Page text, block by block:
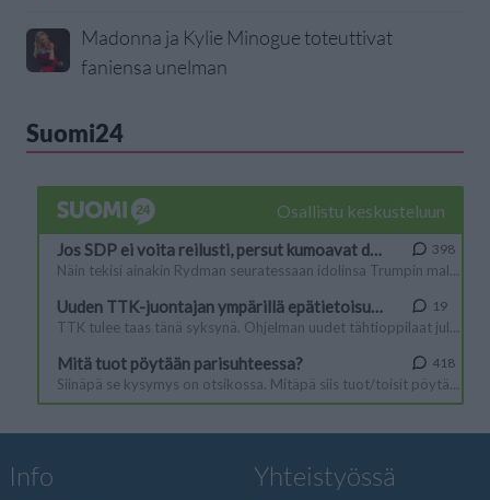
Madonna ja Kylie Minogue toteuttivat
faniensa unelman
Suomi24
Info Yhteistyössä